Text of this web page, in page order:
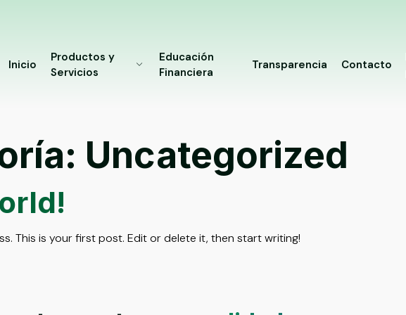
Inicio
Productos y
Servicios
Educación
Financiera
Transparencia Contacto
Uncategorized
This is your first post. Edit or delete it, then start writing!